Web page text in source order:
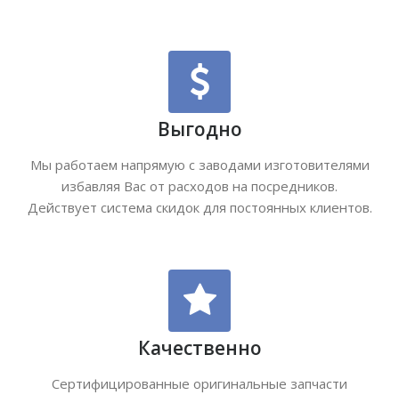
Выгодно
Мы работаем напрямую с заводами изготовителями
избавляя Вас от расходов на посредников.
Действует система скидок для постоянных клиентов.
Качественно
Сертифицированные оригинальные запчасти